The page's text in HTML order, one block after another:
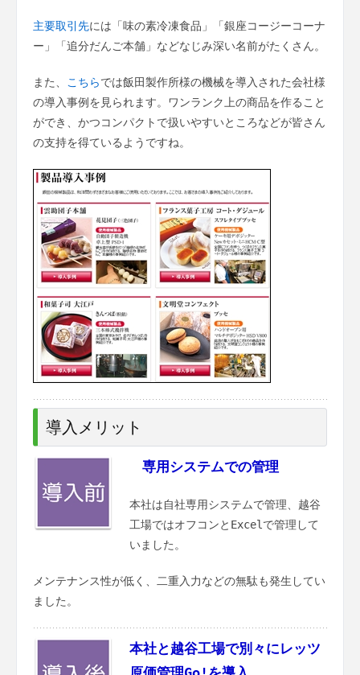
主要取引先には「味の素冷凍食品」「銀座コージーコーナ
ー」「追分だんご本舗」などなじみ深い名前がたくさん。
また、 こちらでは飯田製作所様の機械を導入された会社様
の導入事例を見られます。ワンランク上の商品を作ること
ができ 、かつコンパクトで扱いやすいところなどが皆さん
の支持を得ているようですね。
導入メリット
専用システムでの管理
本社は自社専用システムで管理、越谷
工場ではオフコンとExcelで管理して
いました。
メンテナンス性が低く、二重入力などの無駄も発生してい
ました。
本社と越谷工場で別々にレッツ